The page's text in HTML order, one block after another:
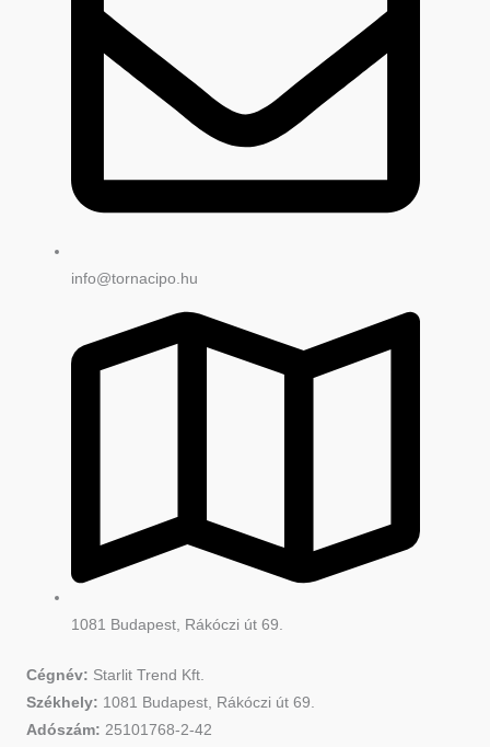
info@tornacipo.hu
1081 Budapest, Rákóczi út 69.
Cégnév: Starlit Trend Kft.
Székhely: 1081 Budapest, Rákóczi út 69.
Adószám: 25101768-2-42